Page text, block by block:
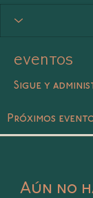
Eventos
Sigue y
Próximos
Aún no